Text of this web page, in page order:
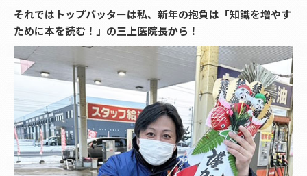
それではトップバッターは私、新年の抱負は「知識を増やす
ために本を読む！」の三上医院長から！